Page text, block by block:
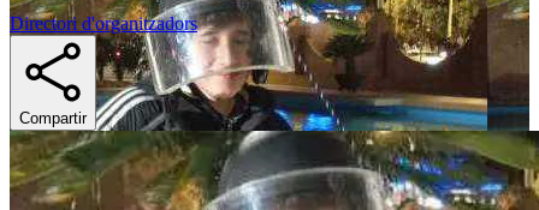
Directori d'organitzadors
Compartir